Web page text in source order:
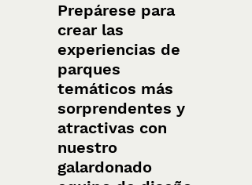
Prepárese para
crear las
experiencias de
parques
temáticos más
sorprendentes y
atractivas con
nuestro
galardonado